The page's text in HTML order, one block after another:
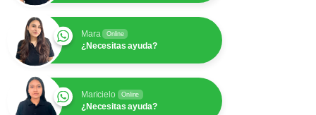
Mara Online
¿Necesitas ayuda?
Maricielo Online
¿Necesitas ayuda?